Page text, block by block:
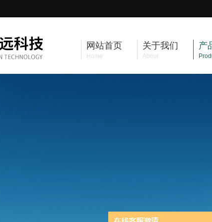
网站首页
Home
关于我们
About
产